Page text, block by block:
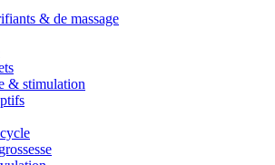
& de massage
& stimulation